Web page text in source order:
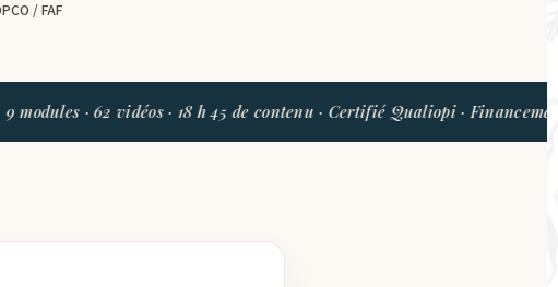
/ FAF
· 62 vidéos · 18 h 45 de contenu · Certifié Qualiopi · Financement